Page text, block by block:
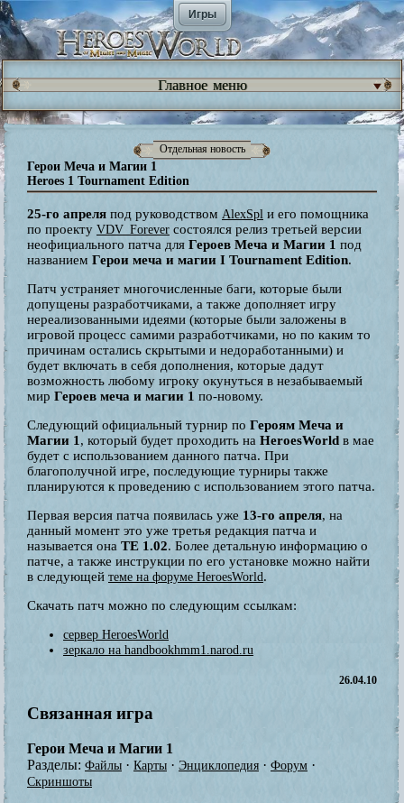
Игры
Главное меню
Отдельная новость
Герои Меча и Магии 1
Heroes 1 Tournament Edition
25-го апреля под руководством AlexSpl и его помощника
по проекту VDV_Forever состоялся релиз третьей версии
неофициального патча для Героев Меча и Магии 1 под
названием Герои меча и магии I Tournament Edition.
Патч устраняет многочисленные баги, которые были
допущены разработчиками, а также дополняет игру
нереализованными идеями (которые были заложены в
игровой процесс самими разработчиками, но по каким то
причинам остались скрытыми и недоработанными) и
будет включать в себя дополнения, которые дадут
возможность любому игроку окунуться в незабываемый
мир Героев меча и магии 1 по-новому.
Следующий официальный турнир по Героям Меча и
Магии 1 , который будет проходить на HeroesWorld в мае
будет с использованием данного патча. При
благополучной игре, последующие турниры также
планируются к проведению с использованием этого патча.
Первая версия патча появилась уже 13-го апреля, на
данный момент это уже третья редакция патча и
называется она TE 1.02. Более детальную информацию о
патче, а также инструкции по его установке можно найти
в следующей теме на форуме HeroesWorld.
Скачать патч можно по следующим ссылкам:
сервер HeroesWorld
зеркало на handbookhmm1.narod.ru
26.04.10
Связанная игра
Герои Меча и Магии 1
Разделы: Файлы · Карты · Энциклопедия · Форум ·
Скриншоты